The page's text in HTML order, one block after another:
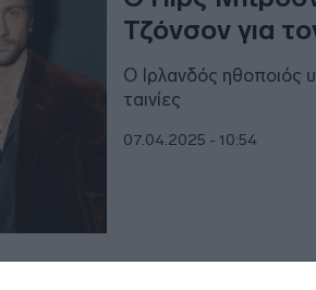
Τζόνσον για
Ο Ιρλανδός ηθοποιός
ταινίες
07.04.2025 - 10:54